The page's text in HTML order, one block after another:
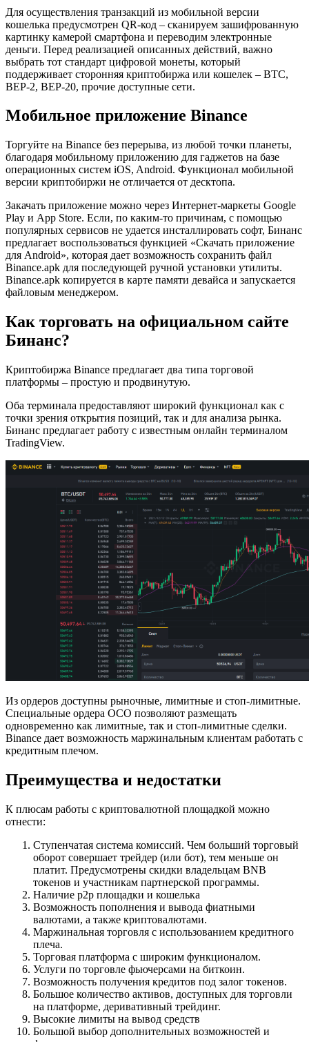
Для осуществления транзакций из мобильной версии
кошелька предусмотрен QR-код – сканируем зашифрованную
картинку камерой смартфона и переводим электронные
деньги. Перед реализацией описанных действий, важно
выбрать тот стандарт цифровой монеты, который
поддерживает сторонняя криптобиржа или кошелек – BTC,
BEP-2, BEP-20, прочие доступные сети.
Мобильное приложение Binance
Торгуйте на Binance без перерыва, из любой точки планеты,
благодаря мобильному приложению для гаджетов на базе
операционных систем iOS, Android. Функционал мобильной
версии криптобиржи не отличается от десктопа.
Закачать приложение можно через Интернет-маркеты Google
Play и App Store. Если, по каким-то причинам, с помощью
популярных сервисов не удается инсталлировать софт, Бинанс
предлагает воспользоваться функцией «Скачать приложение
для Android», которая дает возможность сохранить файл
Binance.apk для последующей ручной установки утилиты.
Binance.apk копируется в карте памяти девайса и запускается
файловым менеджером.
Как торговать на официальном сайте
Бинанс?
Криптобиржа Binance предлагает два типа торговой
платформы – простую и продвинутую.
Оба терминала предоставляют широкий функционал как с
точки зрения открытия позиций, так и для анализа рынка.
Бинанс предлагает работу с известным онлайн терминалом
TradingView.
Из ордеров доступны рыночные, лимитные и стоп-лимитные.
Специальные ордера ОСО позволяют размещать
одновременно как лимитные, так и стоп-лимитные сделки.
Binance дает возможность маржинальным клиентам работать с
кредитным плечом.
Преимущества и недостатки
К плюсам работы с криптовалютной площадкой можно
отнести:
Ступенчатая система комиссий. Чем больший торговый
оборот совершает трейдер (или бот), тем меньше он
платит. Предусмотрены скидки владельцам BNB
токенов и участникам партнерской программы.
Наличие p2p площадки и кошелька
Возможность пополнения и вывода фиатными
валютами, а также криптовалютами.
Маржинальная торговля с использованием кредитного
плеча.
Торговая платформа с широким функционалом.
Услуги по торговле фьючерсами на биткоин.
Возможность получения кредитов под залог токенов.
Большое количество активов, доступных для торговли
на платформе, деривативный трейдинг.
Высокие лимиты на вывод средств
Большой выбор дополнительных возможностей и